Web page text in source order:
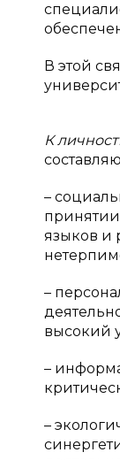
В этой
К
–
языков и
–
высокий
–
–